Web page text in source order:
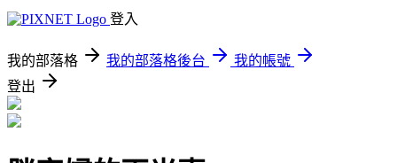
登入
我的部落格 我的部落格後台
我的帳號
登出